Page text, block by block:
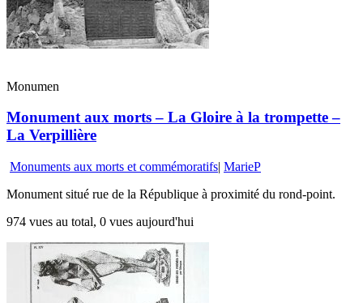
Monumen
Monument aux morts – La Gloire à la trompette –
La Verpillière
Monuments aux morts et commémoratifs| MarieP
Monument situé rue de la République à proximité du rond-point.
974 vues au total, 0 vues aujourd'hui